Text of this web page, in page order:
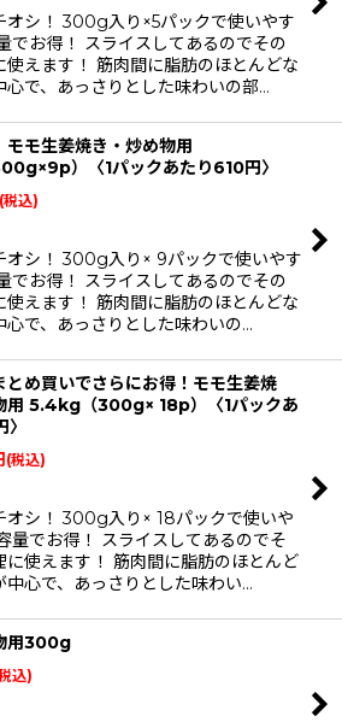
オシ！ 300g入り×5パックで使いやす
でお得！ スライスしてあるのでその
使えます！ 筋肉間に脂肪のほとんどな
心で、あっさりとした味わいの部…
モモ生姜焼き・炒め物用
）〈1パックあたり610円〉
(税込)
オシ！ 300g入り× 9パックで使いやす
でお得！ スライスしてあるのでその
使えます！ 筋肉間に脂肪のほとんどな
心で、あっさりとした味わいの…
とめ買いでさらにお得！モモ生姜焼
用 5.4kg（300g× 18p）〈1パックあ
(税込)
オシ！ 300g入り× 18パックで使いや
量でお得！ スライスしてあるのでそ
に使えます！ 筋肉間に脂肪のほとんど
中心で、あっさりとした味わい…
用300g
込)